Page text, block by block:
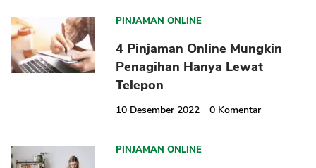
PINJAMAN ONLINE
4 Pinjaman Online Mungkin
Penagihan Hanya Lewat
Telepon
10 Desember 2022 0 Komentar
PINJAMAN ONLINE